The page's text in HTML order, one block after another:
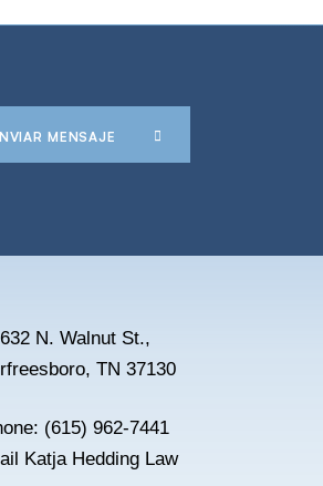
MENSAJE
632 N. Walnut St.,
TN 37130
(615) 962-7441
Katja Hedding Law